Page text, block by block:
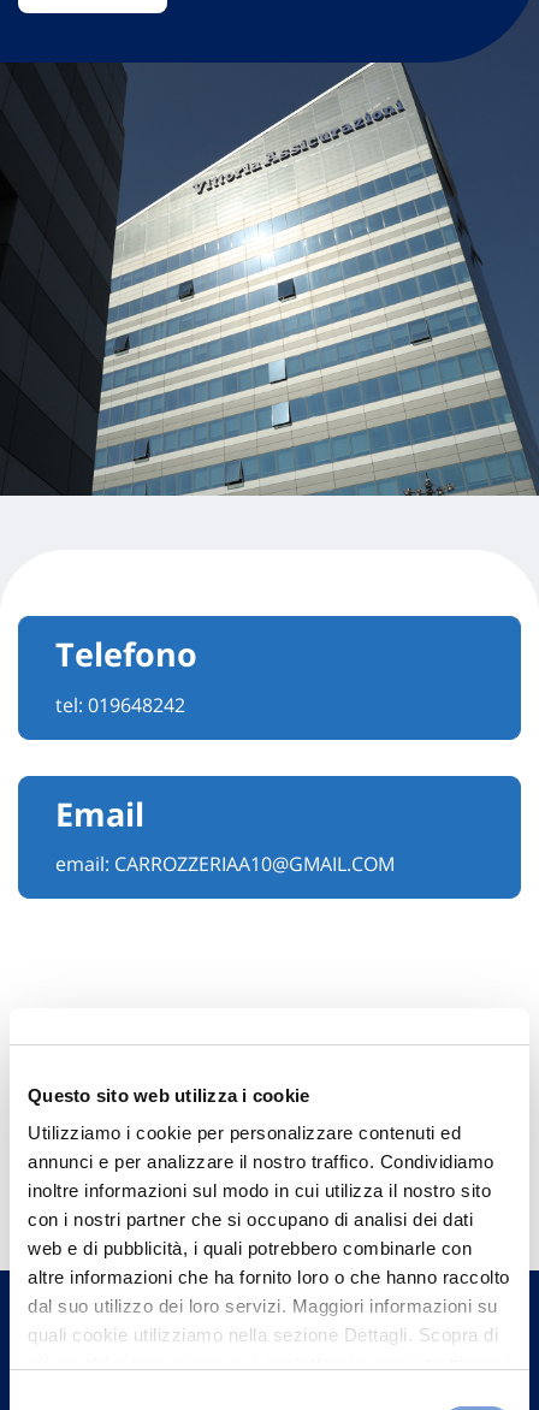
Questo sito web utilizza i cookie
Utilizziamo i cookie per personalizzare contenuti ed
annunci e per analizzare il nostro traffico. Condividiamo
inoltre informazioni sul modo in cui utilizza il nostro sito
con i nostri partner che si occupano di analisi dei dati
web e di pubblicità, i quali potrebbero combinarle con
altre informazioni che ha fornito loro o che hanno raccolto
dal suo utilizzo dei loro servizi. Maggiori informazioni su
quali cookie utilizziamo nella sezione Dettagli. Scopra di
Telefono
tel: 019648242
Email
email: CARROZZERIAA10@GMAIL.COM
Hai bisogno di
informazioni?
Trova l'Agenzia più vicina a te e parla con
un nostro Agente.